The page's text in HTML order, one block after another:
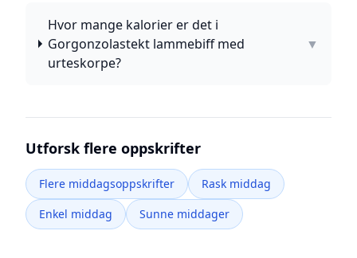
Hvor mange kalorier er det i
Gorgonzolastekt lammebiff med
urteskorpe?
▼
Utforsk flere oppskrifter
Flere middagsoppskrifter
Rask middag
Enkel middag
Sunne middager